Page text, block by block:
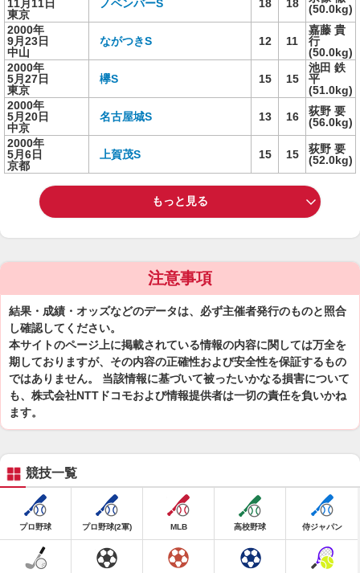
11月11日
東京
ノベンバーS 18 18
(50.0kg)
2000年
9月23日
中山
ながつきS 12 11
嘉藤 貴
行
(50.0kg)
2000年
5月27日
東京
欅S 15 15
池田 鉄
平
(51.0kg)
2000年
5月20日
中京
名古屋城S 13 16
荻野 要
(56.0kg)
2000年
5月6日
京都
上賀茂S 15 15
荻野 要
(52.0kg)
もっと見る
注意事項
結果・成績・オッズなどのデータは、必ず主催者発行のものと照合
し確認してください。
本サイトのページ上に掲載されている情報の内容に関しては万全を
期しておりますが、その内容の正確性および安全性を保証するもの
ではありません。 当該情報に基づいて被ったいかなる損害について
も、株式会社NTTドコモおよび情報提供者は一切の責任を負いかね
ます。
競技一覧
プロ野球 プロ野球(2軍) MLB 高校野球 侍ジャパン